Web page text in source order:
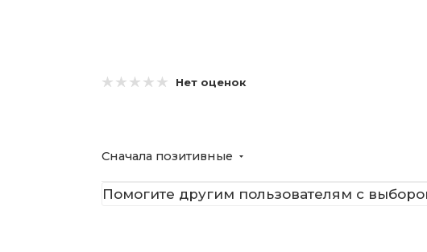
Нет оценок
Сначала позитивные
Помогите другим пользователям с